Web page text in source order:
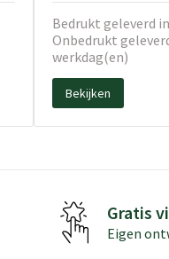
Bedrukt geleverd
Onbedrukt
werkdag(en)
Bekijken
Gratis
Eigen